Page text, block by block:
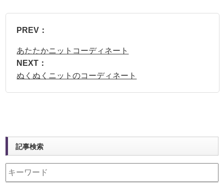
PREV：
あたたかニットコーディネート
NEXT：
ぬくぬくニットのコーディネート
記事検索